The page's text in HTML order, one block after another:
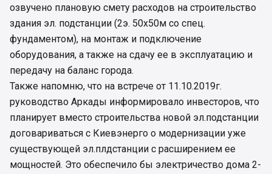
озвучено плановую смету расходов на строительство
здания эл. подстанции (2э. 50х50м со спец.
фундаментом), на монтаж и подключение
оборудования, а также на сдачу ее в эксплуатацию и
передачу на баланс города.
Также напомню, что на встрече от 11.10.2019г.
руководство Аркады информировало инвесторов, что
планирует вместо строительства новой эл.подстанции
договариваться с Киевэнерго о модернизации уже
существующей эл.плдстанции с расширением ее
мощностей. Это обеспечило бы электричество дома 2-